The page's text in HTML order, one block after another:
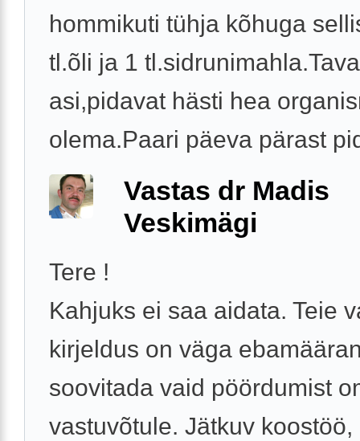
hommikuti tühja kõhuga
tl.õli ja 1
asi,pidavat hästi hea
olema.Paari päeva pärast
Vastas dr Madis
Veskimägi
Tere !
Kahjuks ei saa aidata. Teie
kirjeldus on väga
soovitada vaid pöördumist
vastuvõtule. Jätkuv koostöö,